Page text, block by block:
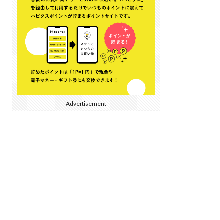
Advertisement